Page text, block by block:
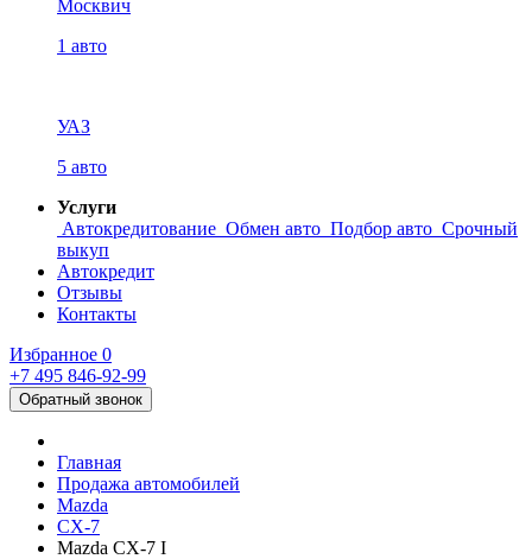
Москвич
1 авто
УАЗ
5 авто
Услуги
Автокредитование Обмен авто Подбор авто Срочный
выкуп
Автокредит
Отзывы
Контакты
Избранное 0
+7 495 846-92-99
Обратный звонок
Главная
Продажа автомобилей
Mazda
CX-7
Mazda CX-7 I